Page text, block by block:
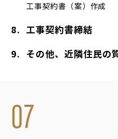
工事契約書（案）作成
8. 工事契約書締結
9. その他、近隣住民の
07